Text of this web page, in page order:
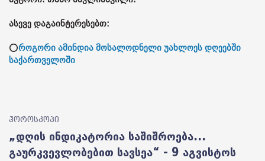
ასევე დაგაინტერესებთ:
⭕როგორი ამინდია მოსალოდნელი უახლოეს დღეებში
საქართველოში
ჰოროსკოპი
„დღის ინდიკატორია საშიშროება...
გაურკვევლობებით სავსეა“ - 9 აგვისტოს